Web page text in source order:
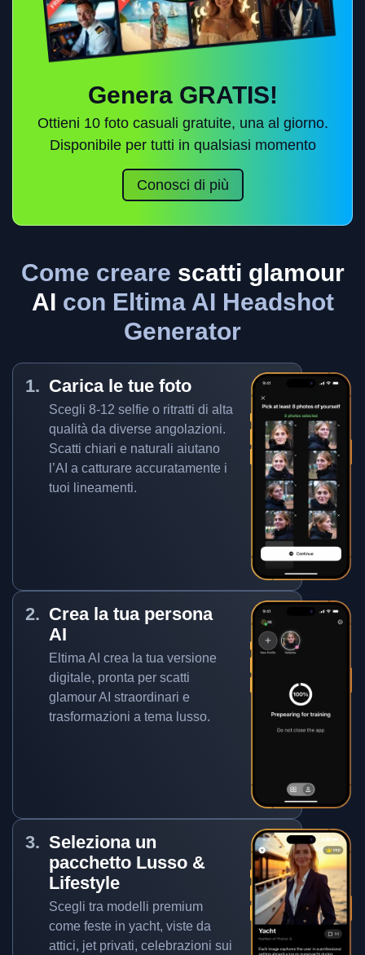
Genera GRATIS!
Ottieni 10 foto casuali gratuite, una al giorno.
Disponibile per tutti in qualsiasi momento
Conosci di più
Come creare scatti glamour
AI con Eltima AI Headshot
Generator
Carica le tue foto
Scegli 8-12 selfie o ritratti di alta
qualità da diverse angolazioni.
Scatti chiari e naturali aiutano
l’AI a catturare accuratamente i
tuoi lineamenti.
Crea la tua persona
AI
Eltima AI crea la tua versione
digitale, pronta per scatti
glamour AI straordinari e
trasformazioni a tema lusso.
Seleziona un
pacchetto Lusso &
Lifestyle
Scegli tra modelli premium
come feste in yacht, viste da
attici, jet privati, celebrazioni sui